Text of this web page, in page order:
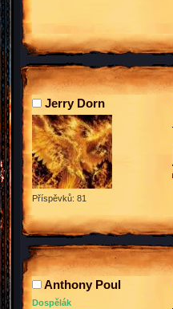
Jerry Dorn
Příspěvků: 81
Anthony Poul
Dospělák